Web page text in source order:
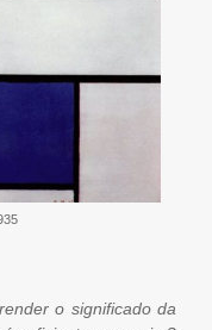
o significado da